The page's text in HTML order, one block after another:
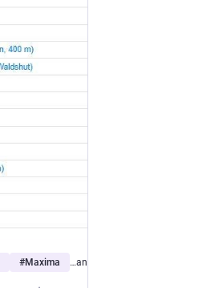
#Maxima …and 3 more